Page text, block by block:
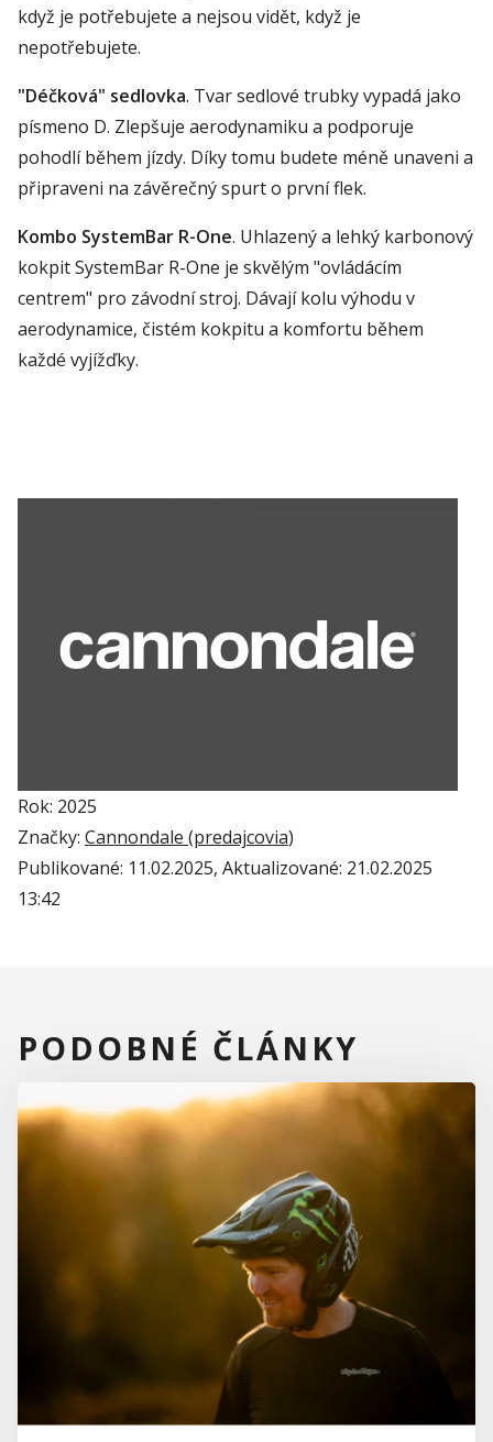
když je potřebujete a nejsou vidět, když je
nepotřebujete.
"Déčková" sedlovka. Tvar sedlové trubky vypadá jako
písmeno D. Zlepšuje aerodynamiku a podporuje
pohodlí během jízdy. Díky tomu budete méně unaveni a
připraveni na závěrečný spurt o první flek.
Kombo SystemBar R-One. Uhlazený a lehký karbonový
kokpit SystemBar R-One je skvělým "ovládácím
centrem" pro závodní stroj. Dávají kolu výhodu v
aerodynamice, čistém kokpitu a komfortu během
každé vyjížďky.
Rok: 2025
Značky: Cannondale (predajcovia)
Publikované: 11.02.2025, Aktualizované: 21.02.2025
13:42
PODOBNÉ ČLÁNKY